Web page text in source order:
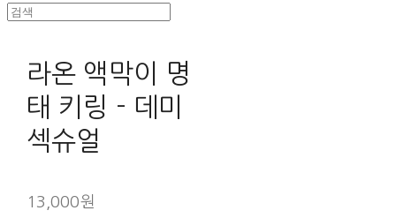
라온 액막이 명
태 키링 - 데미
섹슈얼
13,000원